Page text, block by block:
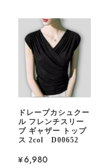
ドレープカシュクー
ル フレンチスリー
ブ ギャザー トップ
ス 2col D00652
¥6,980